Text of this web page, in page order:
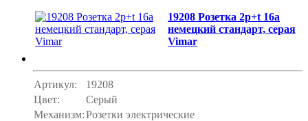
19208 Розетка 2p+t 16a
немецкий стандарт, серая
Vimar
Артикул:
19208
Цвет:
Серый
Механизм:Розетки электрические